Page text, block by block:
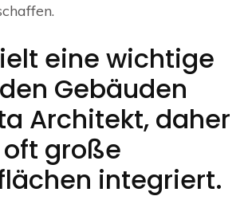
eine wichtige
Gebäuden
Architekt, daher
große
integriert.